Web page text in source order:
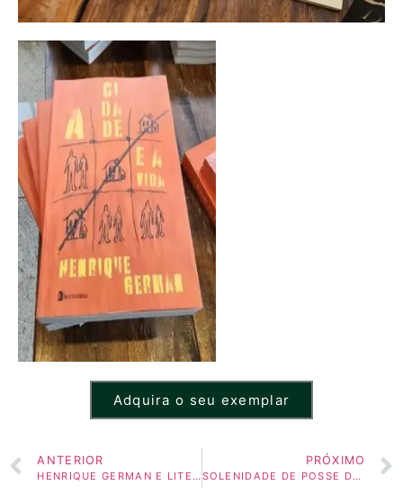
Adquira o seu exemplar
ANTERIOR
HENRIQUE GERMAN E LITERÍSSIMA EDITORA CONVIDAM PARA O LANÇAMENTO DE “A CIDADE E A VIDA”
PRÓXIMO
SOLENIDADE DE POSSE DA NOVA DIRETORIA DA ACADEMIA DE LETRAS DO MPMG